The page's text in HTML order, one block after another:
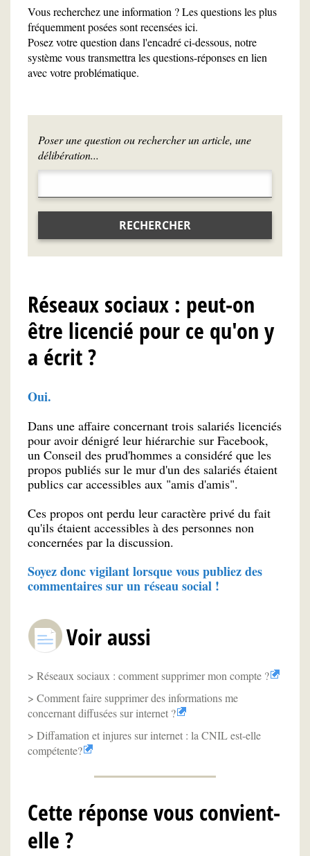
Vous recherchez une information ? Les questions les plus
fréquemment posées sont recensées ici.
Posez votre question dans l'encadré ci-dessous, notre
système vous transmettra les questions-réponses en lien
avec votre problématique.
Poser une question ou rechercher un article, une
délibération...
RECHERCHER
Réseaux sociaux : peut-on
être licencié pour ce qu'on y
a écrit ?
Oui.
Dans une affaire concernant trois salariés licenciés
pour avoir dénigré leur hiérarchie sur Facebook,
un Conseil des prud'hommes a considéré que les
propos publiés sur le mur d'un des salariés étaient
publics car accessibles aux "amis d'amis".
Ces propos ont perdu leur caractère privé du fait
qu'ils étaient accessibles à des personnes non
concernées par la discussion.
Soyez donc vigilant lorsque vous publiez des
commentaires sur un réseau social !
Voir aussi
Réseaux sociaux : comment supprimer mon compte ?
Comment faire supprimer des informations me
concernant diffusées sur internet ?
Diffamation et injures sur internet : la CNIL est-elle
compétente?
Cette réponse vous convient-
elle ?